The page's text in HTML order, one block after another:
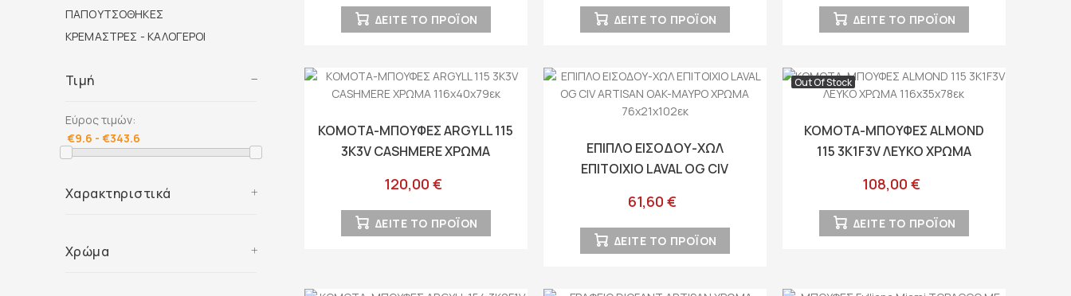
ΠΑΠΟΥΤΣΟΘΗΚΕΣ
ΚΡΕΜΑΣΤΡΕΣ - ΚΑΛΟΓΕΡΟΙ
Τιμή
Εύρος τιμών:
Χαρακτηριστικά
Χρώμα
ΔΕΙΤΕ ΤΟ ΠΡΟΪΟΝ ΔΕΙΤΕ ΤΟ ΠΡΟΪΟΝ ΔΕΙΤΕ ΤΟ ΠΡΟΪΟΝ
ΚΟΜΟΤΑ-ΜΠΟΥΦΕΣ ARGYLL 115
3K3V CASHMERE ΧΡΩΜΑ
120,00 €
ΔΕΙΤΕ ΤΟ ΠΡΟΪΟΝ
ΕΠΙΠΛΟ ΕΙΣΟΔΟΥ-ΧΩΛ
ΕΠΙΤΟΙΧΙΟ LAVAL OG CIV
76x21x102εκ
61,60 €
ΔΕΙΤΕ ΤΟ ΠΡΟΪΟΝ
Out Of Stock
ΚΟΜΟΤΑ-ΜΠΟΥΦΕΣ ALMOND
115 3K1F3V ΛΕΥΚΟ ΧΡΩΜΑ
108,00 €
ΔΕΙΤΕ ΤΟ ΠΡΟΪΟΝ